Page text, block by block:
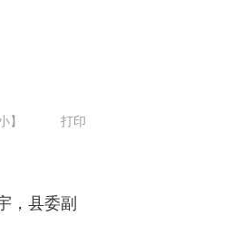
打印
】
，县委副